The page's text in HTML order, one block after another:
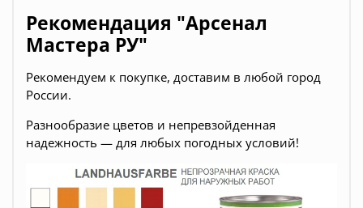
Рекомендация "Арсенал
Мастера РУ"
Рекомендуем к покупке, доставим в любой город
России.
Разнообразие цветов и непревзойденная
надежность — для любых погодных условий!